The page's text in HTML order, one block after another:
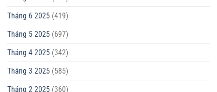
Tháng 6 2025 (419)
Tháng 5 2025 (697)
Tháng 4 2025 (342)
Tháng 3 2025 (585)
Tháng 2 2025 (360)